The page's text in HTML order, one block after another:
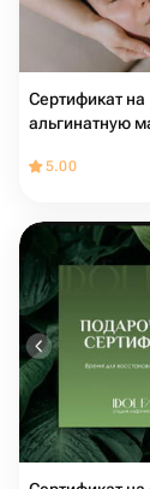
Сертификат на
альгинатную
5.00